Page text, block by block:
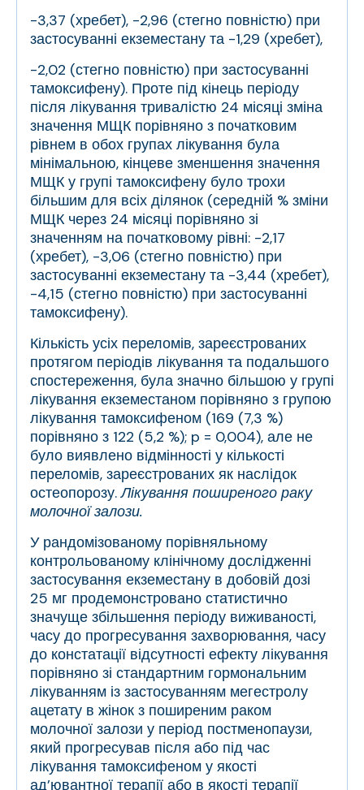
-3,37 (хребет), -2,96 (стегно повністю) при
застосуванні екземестану та -1,29 (хребет),
-2,02 (стегно повністю) при застосуванні
тамоксифену). Проте під кінець періоду
після лікування тривалістю 24 місяці зміна
значення МЩК порівняно з початковим
рівнем в обох групах лікування була
мінімальною, кінцеве зменшення значення
МЩК у групі тамоксифену було трохи
більшим для всіх ділянок (середній % зміни
МЩК через 24 місяці порівняно зі
значенням на початковому рівні: -2,17
(хребет), -3,06 (стегно повністю) при
застосуванні екземестану та -3,44 (хребет),
-4,15 (стегно повністю) при застосуванні
тамоксифену).
Кількість усіх переломів, зареєстрованих
протягом періодів лікування та подальшого
спостереження, була значно більшою у групі
лікування екземестаном порівняно з групою
лікування тамоксифеном (169 (7,3 %)
порівняно з 122 (5,2 %); p = 0,004), але не
було виявлено відмінності у кількості
переломів, зареєстрованих як наслідок
остеопорозу. Лікування поширеного раку
молочної залози.
У рандомізованому порівняльному
контрольованому клінічному дослідженні
застосування екземестану в добовій дозі
25 мг продемонстровано статистично
значуще збільшення періоду виживаності,
часу до прогресування захворювання, часу
до констатації відсутності ефекту лікування
порівняно зі стандартним гормональним
лікуванням із застосуванням мегестролу
ацетату в жінок з поширеним раком
молочної залози у період постменопаузи,
який прогресував після або під час
лікування тамоксифеном у якості
ад’ювантної терапії або в якості терапії